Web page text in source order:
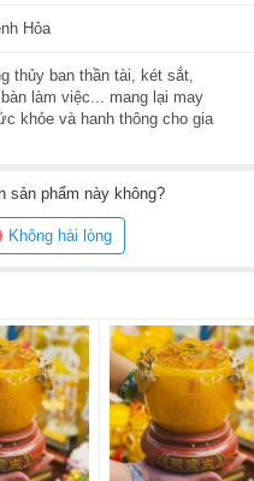
Hỏa
thủy ban thần tài, két sắt,
làm việc... mang lại may
khỏe và hanh thông cho gia
phẩm này không?
Không hài lòng